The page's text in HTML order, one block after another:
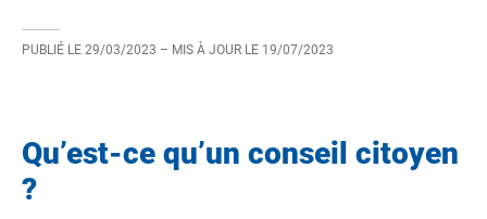
PUBLIÉ LE 29/03/2023 – MIS À JOUR LE 19/07/2023
Qu’est-ce qu’un conseil citoyen
?